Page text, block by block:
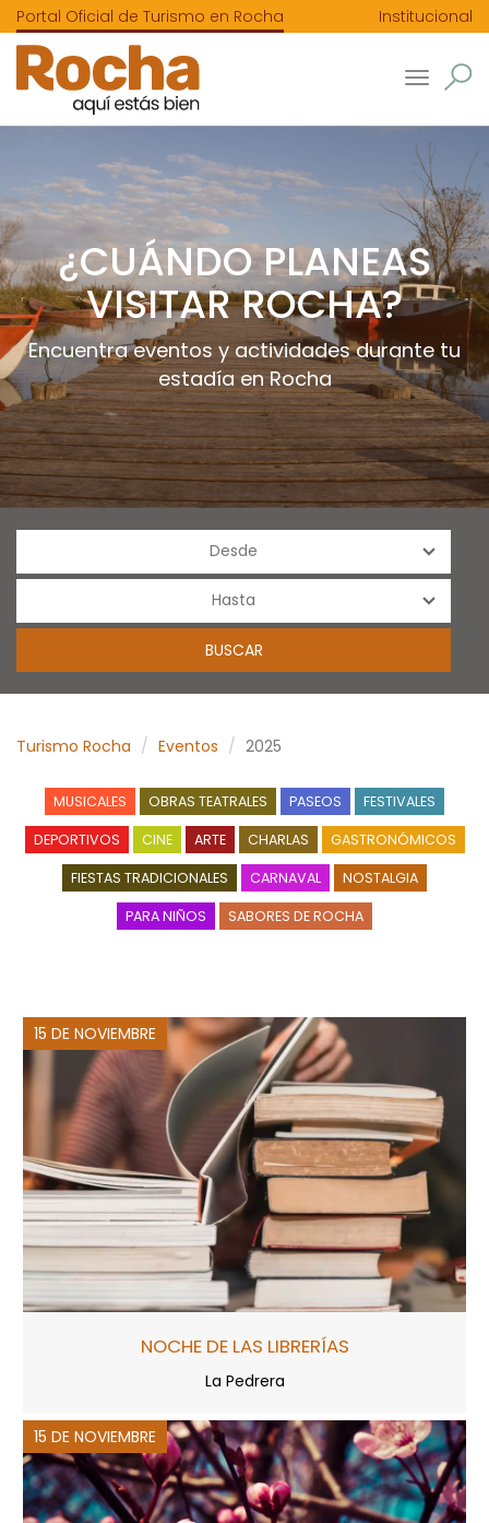
Portal Oficial de Turismo en Rocha Institucional
Toggle
¿CUÁNDO PLANEAS
VISITAR ROCHA?
Encuentra eventos y actividades durante tu
estadía en Rocha
Turismo Rocha Eventos 2025
MUSICALES OBRAS TEATRALES PASEOS FESTIVALES
DEPORTIVOS CINE ARTE CHARLAS GASTRONÓMICOS
FIESTAS TRADICIONALES CARNAVAL NOSTALGIA
PARA NIÑOS SABORES DE ROCHA
15 DE NOVIEMBRE
NOCHE DE LAS LIBRERÍAS
La Pedrera
15 DE NOVIEMBRE